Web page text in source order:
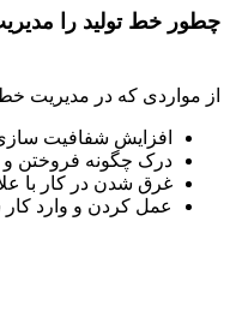
چطور خط تولید را
از مواردی که در مدیریت
افزایش شفافیت
درک چگونه فروختن و
غرق شدن در کار با
عمل کردن و وارد کار